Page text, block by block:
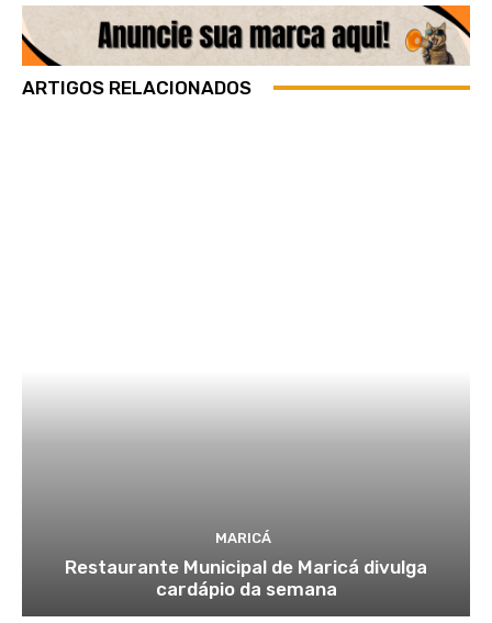
ARTIGOS RELACIONADOS
MARICÁ
Restaurante Municipal de Maricá divulga
cardápio da semana